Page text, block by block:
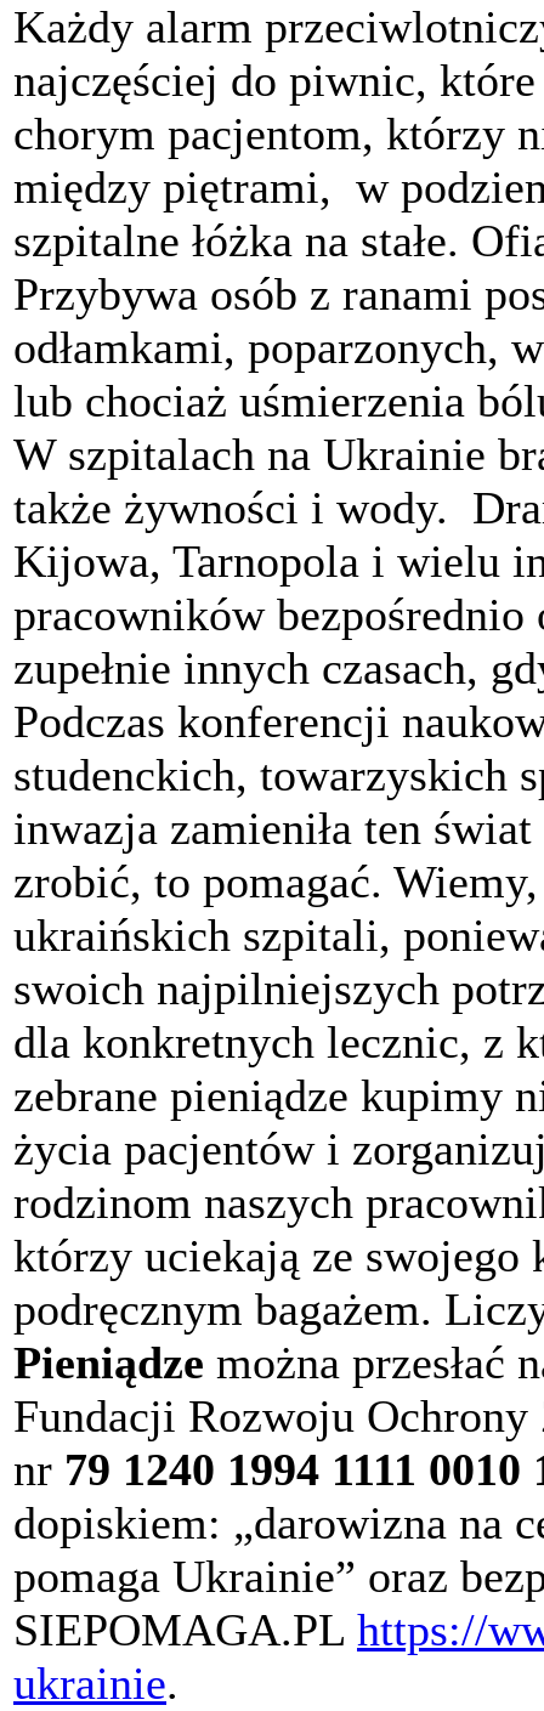
Każdy alarm
najczęściej do piwnic,
chorym pacjentom, którzy
między piętrami, w
szpitalne łóżka na stałe.
Przybywa osób z ranami
odłamkami, poparzonych,
lub chociaż uśmierzenia
W szpitalach na Ukrainie
także żywności i wody.
Kijowa, Tarnopola i wielu
pracowników
zupełnie innych czasach,
Podczas konferencji
studenckich, towarzyskich
inwazja zamieniła ten
zrobić, to pomagać.
ukraińskich szpitali,
swoich najpilniejszych
dla konkretnych lecznic, z
zebrane pieniądze kupimy
życia pacjentów i
rodzinom naszych
którzy uciekają ze
podręcznym bagażem.
Pieniądze można przesłać
Fundacji Rozwoju
nr 79 1240 1994 1111 0010
dopiskiem: „darowizna na
pomaga Ukrainie” oraz
SIEPOMAGA.PL https://
ukrainie.